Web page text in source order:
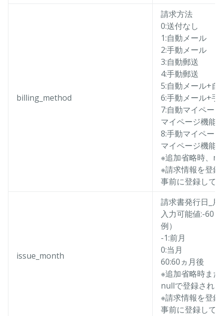
billing_method
請求方法
0:送付なし
1:自動メール
2:手動メール
3:自動郵送
4:手動郵送
5:自動メール+自
6:手動メール+手
7:自動マイペー
マイページ機能
8:手動マイペー
マイページ機能
※追加省略時、
※請求情報を登
事前に登録して
issue_month
請求書発行日_月
入力可能値:-60
例）
-1:前月
0:当月
60:60ヵ月後
※追加省略時ま
nullで登録される
※請求情報を登
事前に登録して